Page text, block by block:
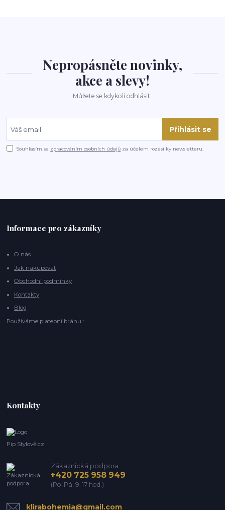
Nepropásněte novinky,
akce a slevy!
Můžete se kdykoli odhlásit.
Přihlásit se
Souhlasím se zpracováním osobních údajů za účelem rozesílky newsletteru.
Informace pro zákazníky
O nás
Jak nakupovat
Obchodní podmínky
Kontakty
Blog
Používáme platební bránu :
Kontakty
Pip Stylově.cz
Zákaznická podpora
+420 725 958 949
(Po-Pá, 9-17 hod.)
klirabohemia@gmail.com